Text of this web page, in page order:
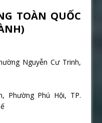
TOÀN QUỐC
Nguyễn Cư Trinh,
Phường Phú Hội, TP.